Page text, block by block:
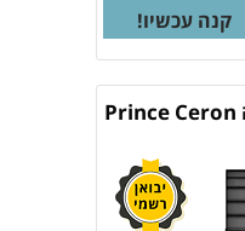
קנה עכשיו!
שעון יד אנלוגי קרמיקה Prince Ceron